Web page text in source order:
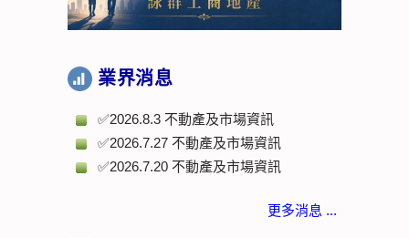
業界消息
✅2026.8.3 不動產及市場資訊
✅2026.7.27 不動產及市場資訊
✅2026.7.20 不動產及市場資訊
更多消息 ...